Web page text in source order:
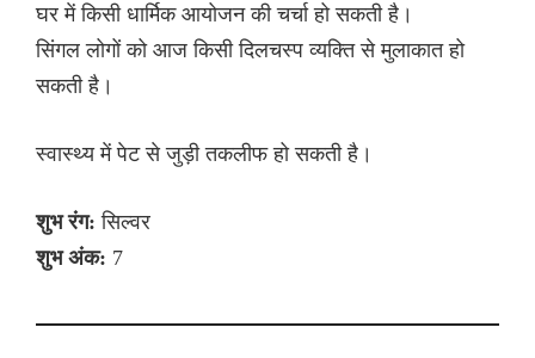
घर में किसी धार्मिक आयोजन की चर्चा हो सकती है।
सिंगल लोगों को आज किसी दिलचस्प व्यक्ति से मुलाकात हो
सकती है।
स्वास्थ्य में पेट से जुड़ी तकलीफ हो सकती है।
शुभ रंग: सिल्वर
शुभ अंक: 7